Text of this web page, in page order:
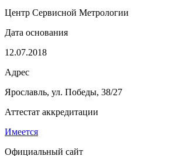
Центр Сервисной Метрологии
Дата основания
12.07.2018
Адрес
Ярославль, ул. Победы, 38/27
Аттестат аккредитации
Имеется
Официальный сайт